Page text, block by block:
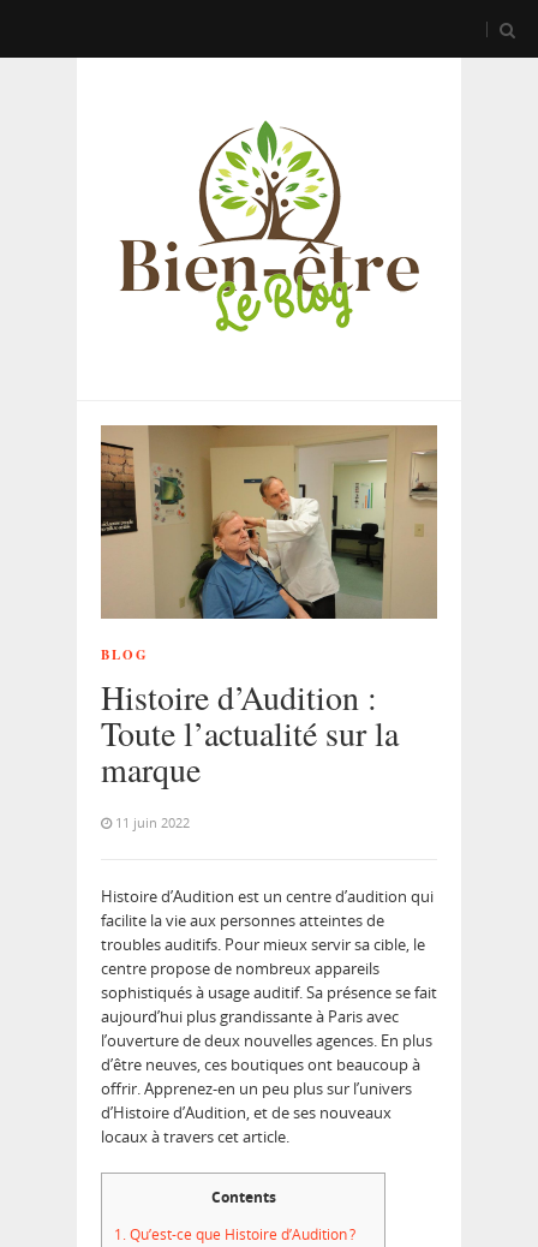
BLOG
Histoire d’Audition :
Toute l’actualité sur la
marque
11 juin 2022
Histoire d’Audition est un centre d’audition qui
facilite la vie aux personnes atteintes de
troubles auditifs. Pour mieux servir sa cible, le
centre propose de nombreux appareils
sophistiqués à usage auditif. Sa présence se fait
aujourd’hui plus grandissante à Paris avec
l’ouverture de deux nouvelles agences. En plus
d’être neuves, ces boutiques ont beaucoup à
offrir. Apprenez-en un peu plus sur l’univers
d’Histoire d’Audition, et de ses nouveaux
locaux à travers cet article.
Contents
1.Qu’est-ce que Histoire d’Audition ?